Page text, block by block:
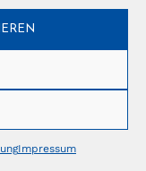
Impressum